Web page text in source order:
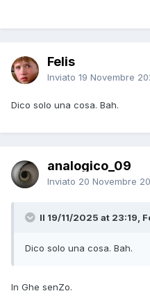
Felis
Inviato 19 Novembre
Dico solo una cosa. Bah.
analogico_09
Inviato 20 Novembre
Il 19/11/2025 at 23:19,
Dico solo una cosa. Bah.
In Ghe senZo.